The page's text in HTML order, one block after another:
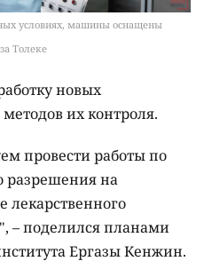
условиях, машины оснащены
Толеке
новых
их контроля.
провести работы по
разрешения на
лекарственного
– поделился планами
Ергазы Кенжин.